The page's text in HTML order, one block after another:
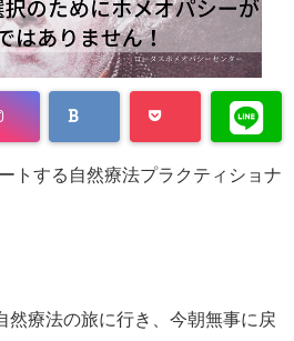
トする自然療法プラクティショナ
然療法の旅に行き、今朝無事に戻